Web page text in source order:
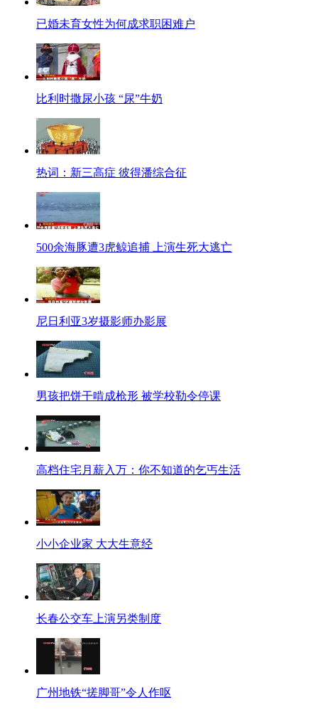
已婚未育女性为何成求职困难户
比利时撒尿小孩 “尿”牛奶
热词：新三高症 彼得潘综合征
500余海豚遭3虎鲸追捕 上演生死大逃亡
尼日利亚3岁摄影师办影展
男孩把饼干啃成枪形 被学校勒令停课
高档住宅月薪入万：你不知道的乞丐生活
小小企业家 大大生意经
长春公交车上演另类制度
广州地铁“搓脚哥”令人作呕